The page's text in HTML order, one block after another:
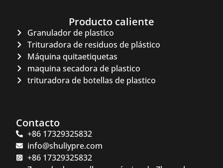
Producto caliente
Granulador de plastico
Trituradora de residuos de plástico
Máquina quitaetiquetas
maquina secadora de plastico
trituradora de botellas de plastico
Contacto
+86 17329325832
info@shuliypre.com
+86 17329325832